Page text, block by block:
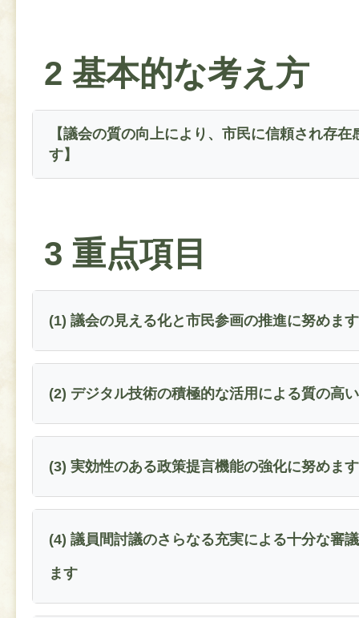
2 基本的な考え方
【議会の質の向上により、市民に信頼され存
す】
3 重点項目
(1) 議会の見える化と市民参画の推進に努めます
(2) デジタル技術の積極的な活用による質の高
(3) 実効性のある政策提言機能の強化に努めます
(4) 議員間討議のさらなる充実による十分な審
ます